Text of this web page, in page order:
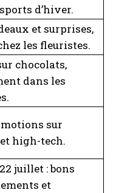
d’hiver.
et surprises,
les fleuristes.
chocolats,
dans les
sur
high-tech.
juillet : bons
et